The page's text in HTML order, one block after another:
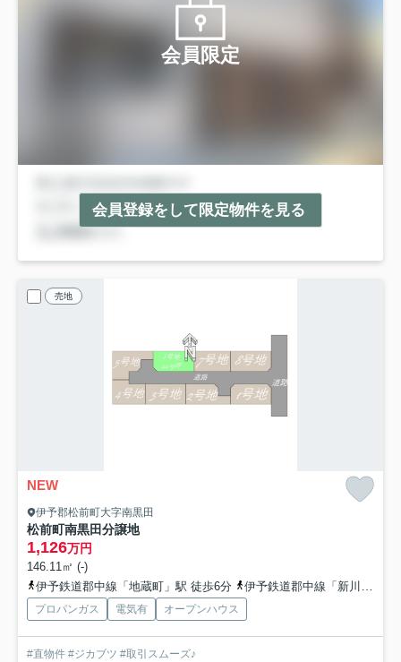
会員限定
会員登録をして限定物件を見る
売地
NEW
伊予郡松前町大字南黒田
松前町南黒田分譲地
1,126万円
146.11㎡ (-)
伊予鉄道郡中線「地蔵町」駅 徒歩6分
伊予鉄道郡中線「新川」駅 徒歩9分
プロパンガス 電気有 オープンハウス
#直物件 #ジカブツ #取引スムーズ♪